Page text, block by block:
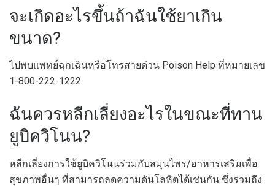
จะเกิดอะไรขึ้นถ้าฉันใช้ยาเกิน
ขนาด?
ไปพบแพทย์ฉุกเฉินหรือโทรสายด่วน Poison Help ที่หมายเลข
1-800-222-1222
ฉันควรหลีกเลี่ยงอะไรในขณะที่ทาน
ยูบิควิโนน?
หลีกเลี่ยงการใช้ยูบิควิโนนร่วมกับสมุนไพร/อาหารเสริมเพื่อ
สุขภาพอื่นๆ ที่สามารถลดความดันโลหิตได้เช่นกัน ซึ่งรวมถึง